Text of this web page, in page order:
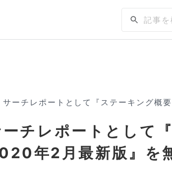
ーチレポートとして『ステーキング概
チレポートとして
年2月最新版』を